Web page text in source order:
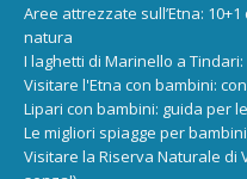
Aree attrezzate sull’Etna:
natura
I laghetti di Marinello a
Visitare l'Etna con bambini:
Lipari con bambini: guida per
Le migliori spiagge per
Visitare la Riserva Naturale di